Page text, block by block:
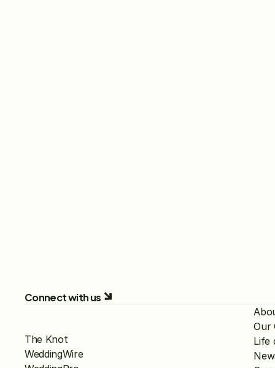
Connect with us
The Knot
WeddingWire
Our
Life